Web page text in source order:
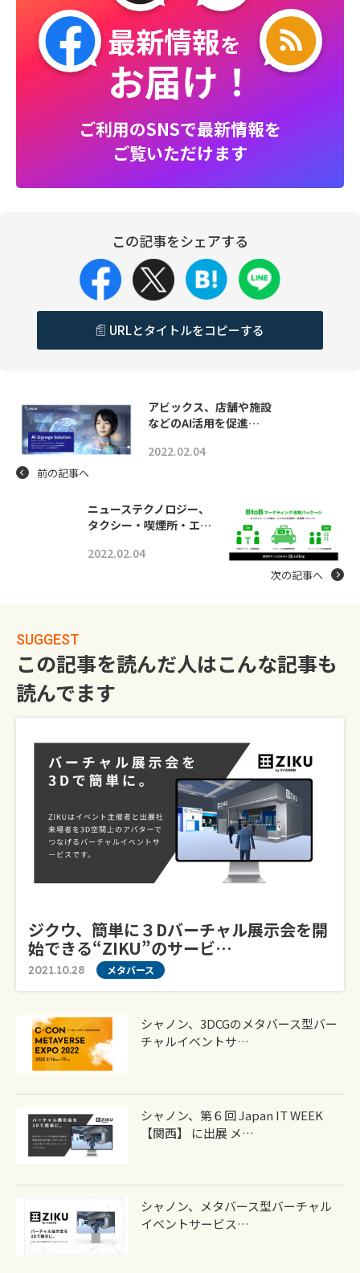
最新情報を
お届け！
ご利用のSNSで最新情報を
ご覧いただけます
この記事をシェアする
URLとタイトルをコピーする
アビックス、店舗や施設
などのAI活用を促進…
2022.02.04
前の記事へ
ニューステクノロジー、
タクシー・喫煙所・エ…
2022.02.04
次の記事へ
SUGGEST
この記事を読んだ人はこんな記事も
読んでます
ジクウ、簡単に３Dバーチャル展示会を開
始できる“ZIKU”のサービ…
2021.10.28 メタバース
シャノン、3DCGのメタバース型バー
チャルイベントサ…
シャノン、第６回 Japan IT WEEK
【関西】 に出展 メ…
シャノン、メタバース型バーチャル
イベントサービス…